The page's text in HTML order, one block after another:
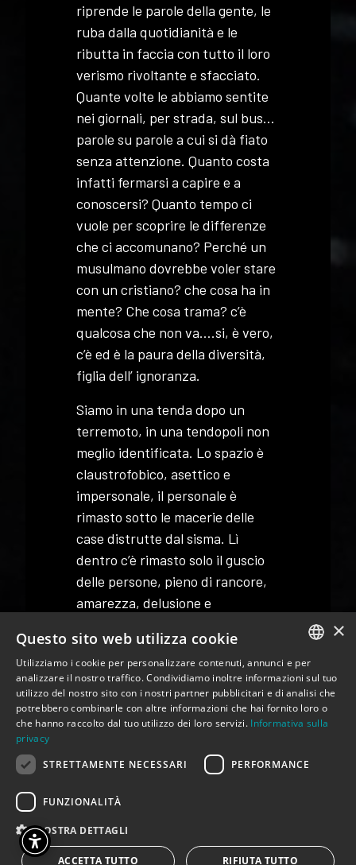
riprende le parole della gente, le
ruba dalla quotidianità e le
ributta in faccia con tutto il loro
verismo rivoltante e sfacciato.
Quante volte le abbiamo sentite
nei giornali, per strada, sul bus…
parole su parole a cui si dà fiato
senza attenzione. Quanto costa
infatti fermarsi a capire e a
conoscersi? Quanto tempo ci
vuole per scoprire le differenze
che ci accomunano? Perché un
musulmano dovrebbe voler stare
con un cristiano? che cosa ha in
mente? Che cosa trama? c’è
qualcosa che non va….si, è vero,
c’è ed è la paura della diversità,
figlia dell’ ignoranza.
Siamo in una tenda dopo un
terremoto, in una tendopoli non
meglio identificata. Lo spazio è
claustrofobico, asettico e
impersonale, il personale è
rimasto sotto le macerie delle
case distrutte dal sisma. Lì
dentro c’è rimasto solo il guscio
delle persone, pieno di rancore,
amarezza, delusione e
quella di Mario, stravolta una
volta e ri-stravolta ancora da una
convivenza forzata e imprevista,
ma soprattutto imprevedibile.
Saleh è figlio di arabi, ma è nato
in Italia. Parla arabo ed è un
musulmano praticante. Ma
questo non vuol dire che sia
sia un terrorista. Perché poi lo
chiamiamo musulmano? Noi non
ITALIAN
ENGLISH
×
Questo sito web utilizza cookie
Utilizziamo i cookie per personalizzare contenuti, annunci e per
analizzare il nostro traffico. Condividiamo inoltre informazioni sul tuo
utilizzo del nostro sito con i nostri partner pubblicitari e di analisi che
potrebbero combinarle con altre informazioni che hai fornito loro o
che hanno raccolto dal tuo utilizzo dei loro servizi. Informativa sulla
privacy
STRETTAMENTE NECESSARI
PERFORMANCE
FUNZIONALITÀ
MOSTRA DETTAGLI
ACCETTA TUTTO RIFIUTA TUTTO